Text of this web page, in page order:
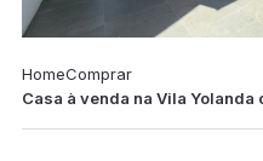
HomeComprar
Casa à venda na Vila Yolanda